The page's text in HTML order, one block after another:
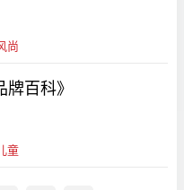
尚
牌百科》
童